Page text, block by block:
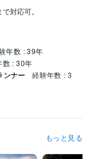
対応可。
年数 : 39年
数 : 30年
ンナー
経験年数 : 3
~ 現在
材及び適合法） カ
もっと見る